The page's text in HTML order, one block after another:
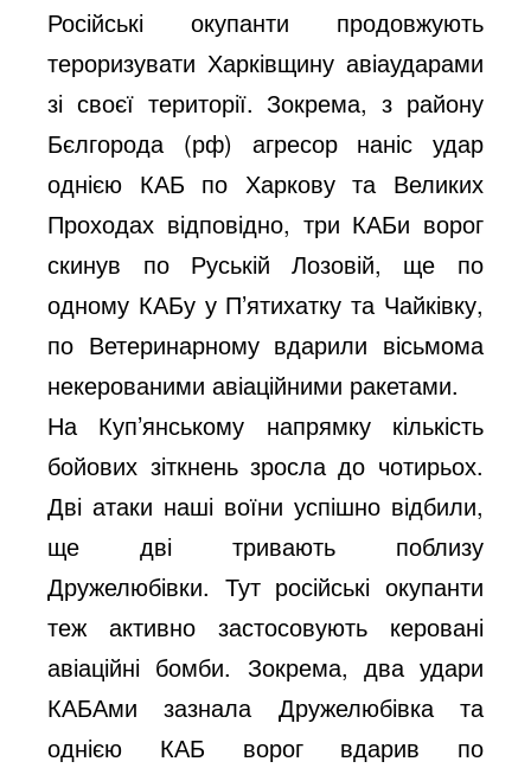
Російські окупанти продовжують
тероризувати Харківщину авіаударами
зі своєї території. Зокрема, з району
Бєлгорода (рф) агресор наніс удар
однією КАБ по Харкову та Великих
Проходах відповідно, три КАБи ворог
скинув по Руській Лозовій, ще по
одному КАБу у П’ятихатку та Чайківку,
по Ветеринарному вдарили вісьмома
некерованими авіаційними ракетами.
На Куп’янському напрямку кількість
бойових зіткнень зросла до чотирьох.
Дві атаки наші воїни успішно відбили,
ще дві тривають поблизу
Дружелюбівки. Тут російські окупанти
теж активно застосовують керовані
авіаційні бомби. Зокрема, два удари
КАБАми зазнала Дружелюбівка та
однією КАБ ворог вдарив по